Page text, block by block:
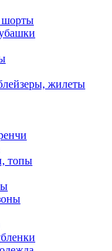
шорты
жилеты
топы